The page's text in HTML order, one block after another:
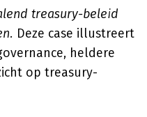
treasury-beleid
Deze case illustreert
heldere
op treasury-